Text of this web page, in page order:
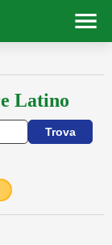
Latino